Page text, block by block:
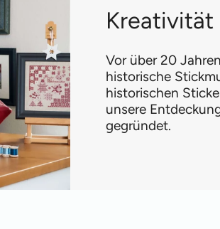
Kreativität
Vor über 20
historische
historischen
unsere
gegründet.